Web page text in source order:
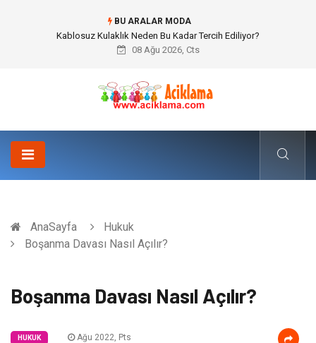
BU ARALAR MODA
Kablosuz Kulaklık Neden Bu Kadar Tercih Ediliyor?
08 Ağu 2026, Cts
AnaSayfa
Hukuk
Boşanma Davası Nasıl Açılır?
Boşanma Davası Nasıl Açılır?
HUKUK Ağu 2022, Pts